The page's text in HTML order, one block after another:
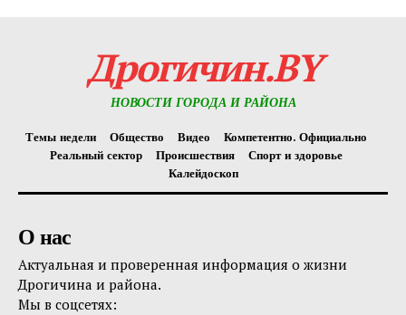
Электронные обращения
Дрогичин.BY
НОВОСТИ ГОРОДА И РАЙОНА
Темы недели Общество Видео
Компетентно. Официально
Реальный сектор
Происшествия
Спорт и здоровье
Калейдоскоп
О нас
Актуальная и проверенная информация о жизни
Дрогичина и района.
Мы в соцсетях: